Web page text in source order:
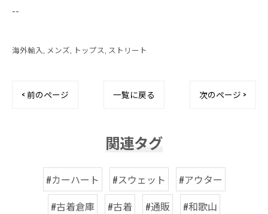
--
海外輸入 メンズ トップス ストリート
< 前のページ 一覧に戻る 次のページ >
関連タグ
#カーハート #スウェット
#アウター
#古着倉庫
#古着 #通販
#和歌山